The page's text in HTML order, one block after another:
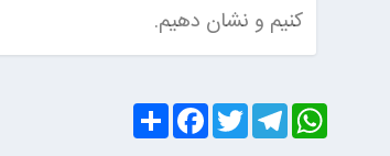
کنیم و نشان دهیم.
S
h
a
F
a
c
T
w
i
T
e
l
W
h
a